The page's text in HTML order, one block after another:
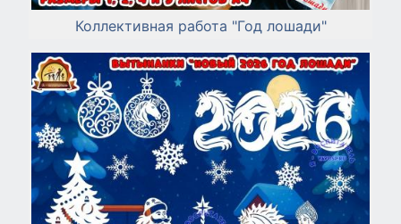
Коллективная работа "Год лошади"